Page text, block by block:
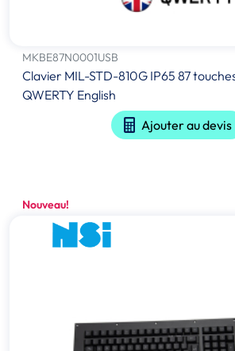
MKBE87N0001USB
Clavier MIL-STD-810G IP65 87
QWERTY English
Ajouter au devis
Nouveau!